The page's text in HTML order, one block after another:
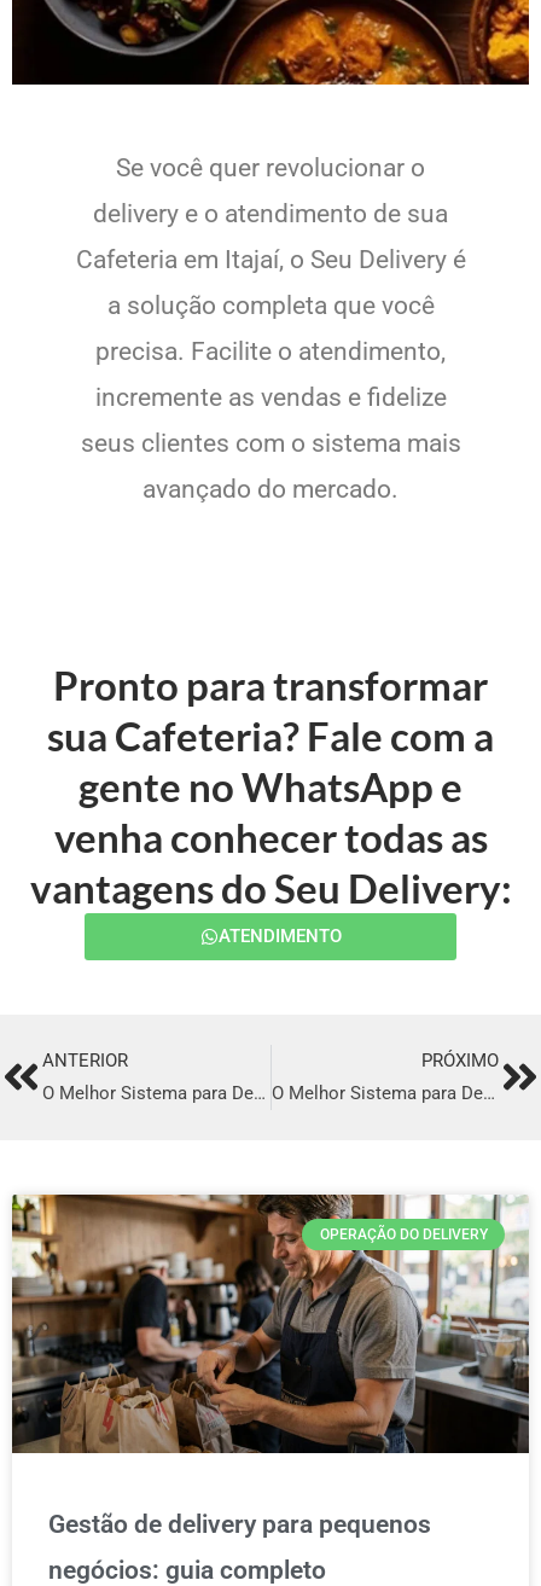
Se você quer revolucionar o
delivery e o atendimento de sua
Cafeteria em Itajaí, o Seu Delivery é
a solução completa que você
precisa. Facilite o atendimento,
incremente as vendas e fidelize
seus clientes com o sistema mais
avançado do mercado.
Pronto para transformar
sua Cafeteria? Fale com a
gente no WhatsApp e
venha conhecer todas as
vantagens do Seu Delivery:
ATENDIMENTO
PrevANTERIOR
O Melhor Sistema para Delivery em Chapecó
PRÓXIMO
O Melhor Sistema para Delivery em Nova Friburgo
OPERAÇÃO DO DELIVERY
Gestão de delivery para pequenos
negócios: guia completo